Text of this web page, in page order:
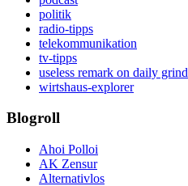
politik
radio-tipps
telekommunikation
tv-tipps
useless remark on daily grind
wirtshaus-explorer
Blogroll
Ahoi Polloi
AK Zensur
Alternativlos